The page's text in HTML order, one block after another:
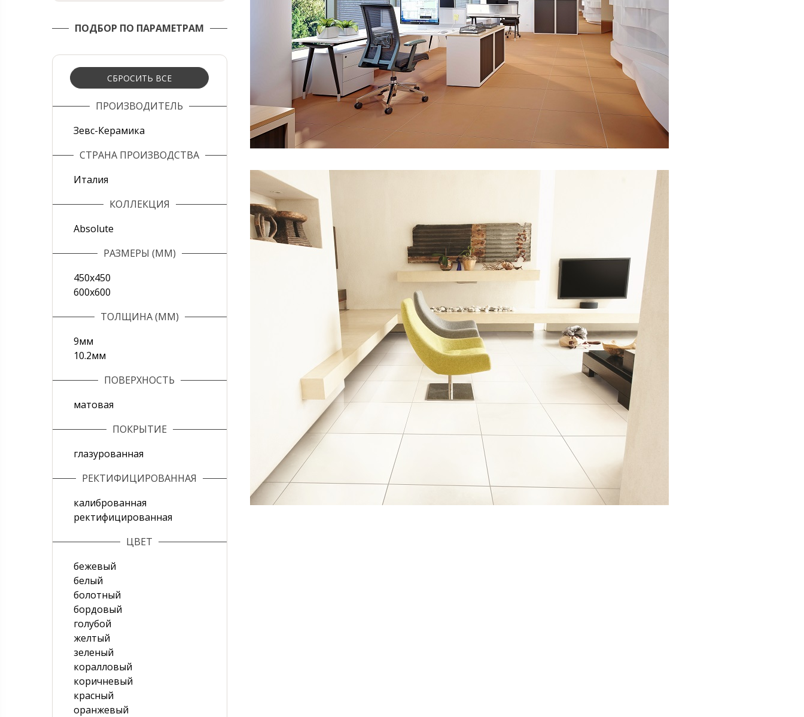
ПОДБОР ПО ПАРАМЕТРАМ
СБРОСИТЬ ВСЕ
ПРОИЗВОДИТЕЛЬ
Зевс-Керамика
СТРАНА ПРОИЗВОДСТВА
Италия
КОЛЛЕКЦИЯ
Absolute
РАЗМЕРЫ (ММ)
450х450
600х600
ТОЛЩИНА (ММ)
9мм
10.2мм
ПОВЕРХНОСТЬ
матовая
ПОКРЫТИЕ
глазурованная
РЕКТИФИЦИРОВАННАЯ
калиброванная
ректифицированная
ЦВЕТ
бежевый
белый
болотный
бордовый
голубой
желтый
зеленый
коралловый
коричневый
красный
оранжевый